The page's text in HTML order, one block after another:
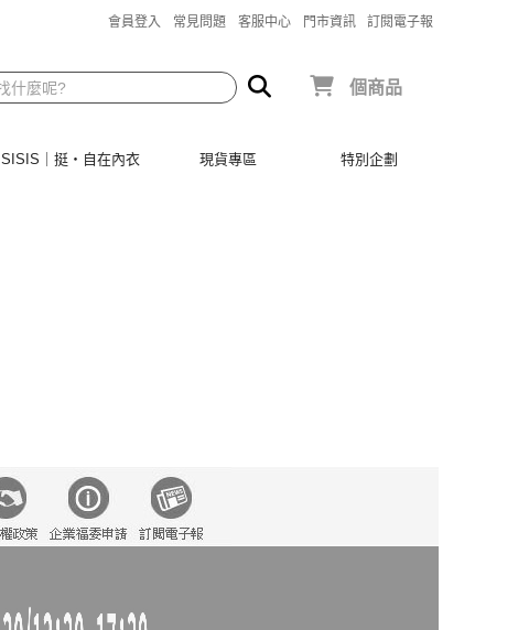
會員登入 常見問題 客服中心 門市資訊 訂閱電子報
個商品
SISIS｜挺‧自在內衣 現貨專區 特別企劃